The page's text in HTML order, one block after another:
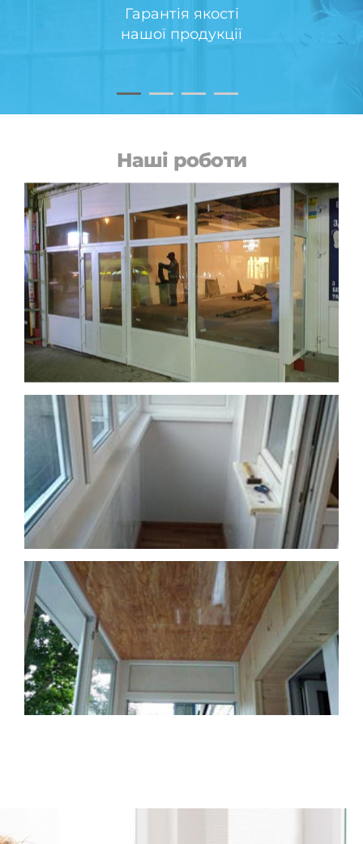
Гарантія якості
нашої продукції
Наші роботи